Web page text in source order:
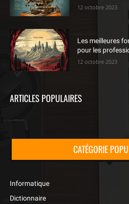
12 octobre 2023
Les meilleures
pour les
12 octobre 2023
ARTICLES POPULAIRES
CATÉGORIE
Informatique
Dictionnaire